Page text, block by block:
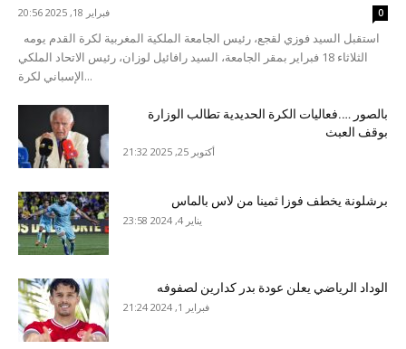
فبراير 18, 2025 20:56 0
الثلاثاء 18 فبراير بمقر الجامعة، السيد رافائيل لوزان، رئيس الاتحاد الملكي
الإسباني لكرة...
بالصور ….فعاليات الكرة الحديدية تطالب الوزارة
بوقف العبث
أكتوبر 25, 2025 21:32
برشلونة يخطف فوزا ثمينا من لاس بالماس
يناير 4, 2024 23:58
الوداد الرياضي يعلن عودة بدر كدارين لصفوفه
فبراير 1, 2024 21:24